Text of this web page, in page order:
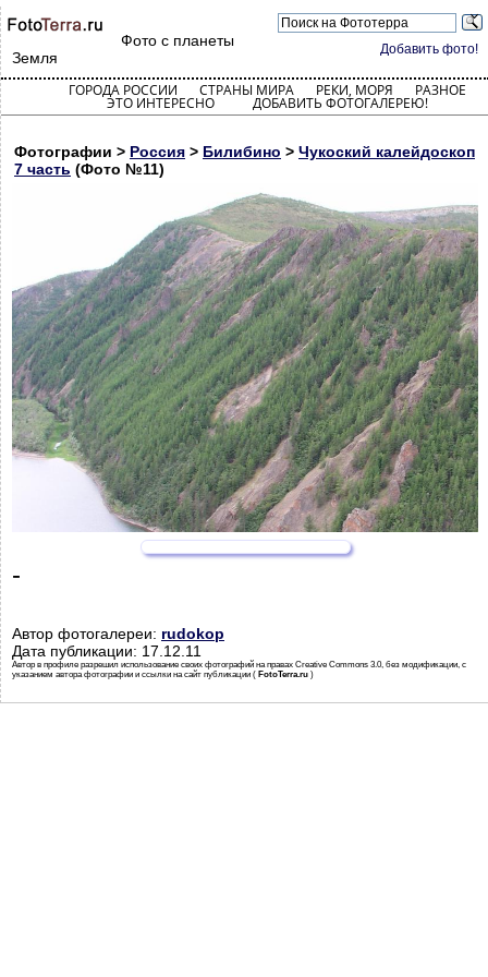
Добавить фото!
Фото с планеты
Земля
ГОРОДА РОССИИ СТРАНЫ МИРА РЕКИ, МОРЯ РАЗНОЕ
ЭТО ИНТЕРЕСНО ДОБАВИТЬ ФОТОГАЛЕРЕЮ!
Фотографии > Россия > Билибино > Чукоский калейдоскоп
7 часть (Фото №11)
-
Автор фотогалереи: rudokop
Дата публикации: 17.12.11
Автор в профиле разрешил использование своих фотографий на правах Creative Commons 3.0, без модификации, с
указанием автора фотографии и ссылки на сайт публикации ( FotoTerra.ru )